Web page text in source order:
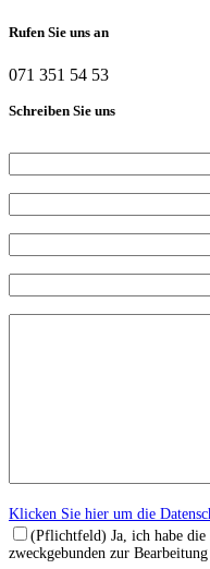
Rufen Sie uns an
071 351 54 53
Schreiben Sie uns
Klicken Sie hier um die
(Pflichtfeld) Ja, ich habe die
zweckgebunden zur